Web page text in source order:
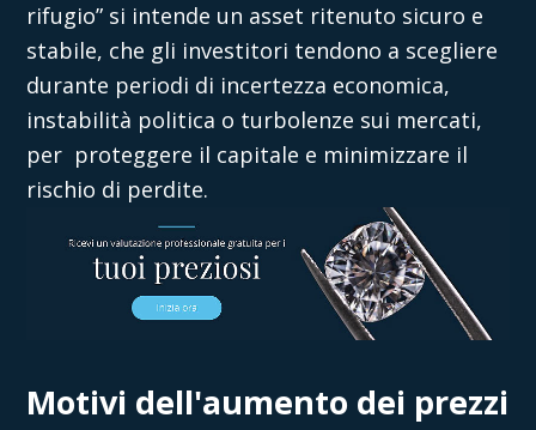
rifugio” si intende un asset ritenuto sicuro e
stabile, che gli investitori tendono a scegliere
durante periodi di incertezza economica,
instabilità politica o turbolenze sui mercati,
per proteggere il capitale e minimizzare il
rischio di perdite.
Motivi dell'aumento dei prezzi